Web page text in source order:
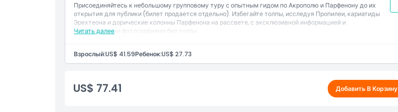
Присоединяйтесь к небольшому групповому туру с опытным гидом по Акрополю и Парфенону до их
открытия для публики (билет продается отдельно). Избегайте толпы, исследуя Пропилеи, кариатиды
Эрехтеона и дорические колонны Парфенона на рассвете, с эксклюзивной информацией и
потрясающими фотографиями без толпы.
Читать далее
Взрослый:US$ 41.59Ребенок:US$ 27.73
US$ 77.41 Добавить В Корзину